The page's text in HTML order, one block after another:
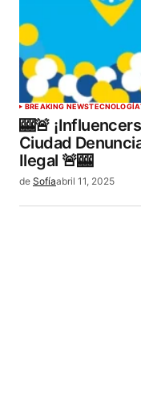
BREAKING NEWSTECNOLOGÍA
🎰🚨
Ciudad
Ilegal 🚨🎰
de Sofíaabril 11, 2025